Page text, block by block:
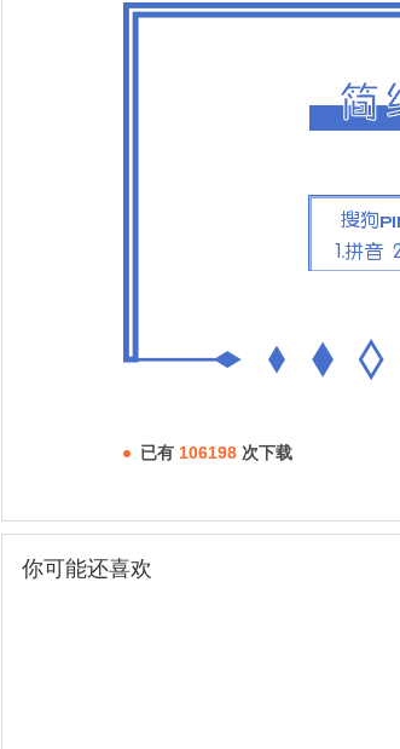
已有 106198 次下载
你可能还喜欢